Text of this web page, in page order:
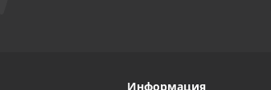
Информация